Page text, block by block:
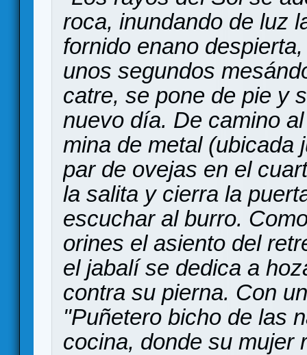
roca, inundando de luz
fornido enano
unos segundos
catre, se pone de pie y
nuevo día. De camino
mina de metal (ubicada
par de ovejas en el
la salita y cierra la
escuchar al burro.
orines el asiento del
el jabalí se dedica a
contra su pierna. Con
"Puñetero bicho de las
cocina, donde su mujer